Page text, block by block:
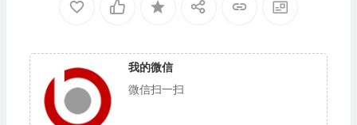
我的微信
微信扫一扫